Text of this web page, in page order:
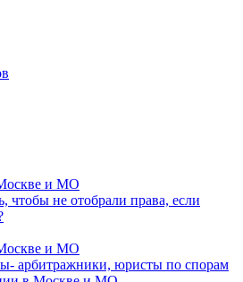
и МО
чтобы не отобрали права, если
и МО
арбитражники, юристы по спорам